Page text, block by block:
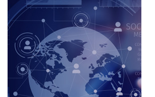
过规则引擎和事件流处理引擎，
实时洞察安全风险，并利用灵活
的事件处置流程，帮助团队主动
应对安全事故。